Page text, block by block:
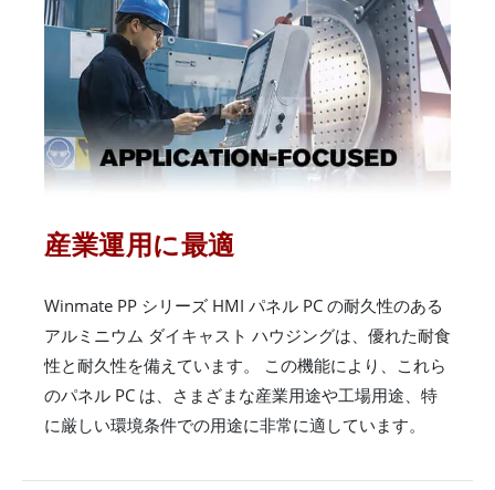
産業運用に最適
Winmate PP シリーズ HMI パネル PC の耐久性のある
アルミニウム ダイキャスト ハウジングは、優れた耐食
性と耐久性を備えています。 この機能により、これら
のパネル PC は、さまざまな産業用途や工場用途、特
に厳しい環境条件での用途に非常に適しています。